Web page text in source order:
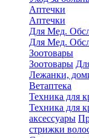
Аптечки
Аптечки
Для Мед.
Для Мед.
Зоотовары
Зоотовары
Лежанки,
Ветаптека
Техника для
Техника для
аксессуары
стрижки